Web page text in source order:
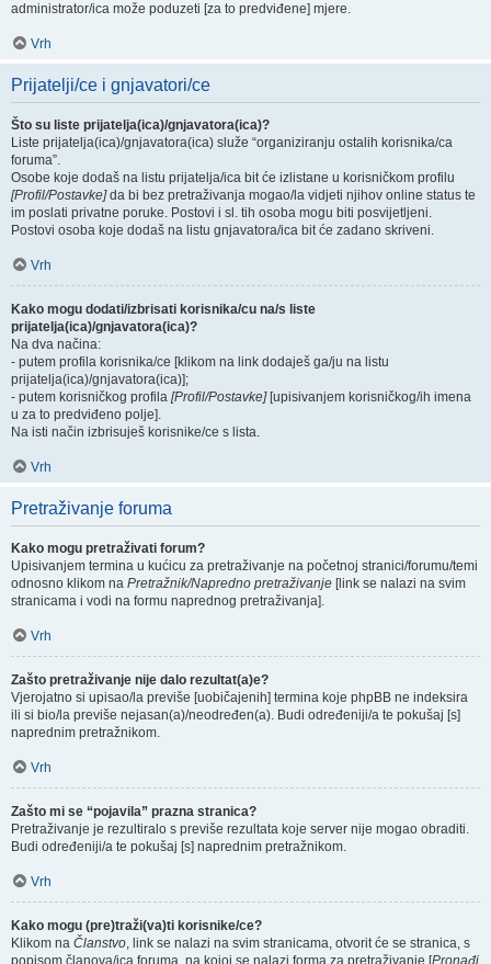
administrator/ica može poduzeti [za to predviđene] mjere.
Vrh
Prijatelji/ce i gnjavatori/ce
Što su liste prijatelja(ica)/gnjavatora(ica)?
Liste prijatelja(ica)/gnjavatora(ica) služe “organiziranju ostalih korisnika/ca
foruma”.
Osobe koje dodaš na listu prijatelja/ica bit će izlistane u korisničkom profilu
[Profil/Postavke]da bi bez pretraživanja mogao/la vidjeti njihov online status te
im poslati privatne poruke. Postovi i sl. tih osoba mogu biti posvijetljeni.
Postovi osoba koje dodaš na listu gnjavatora/ica bit će zadano skriveni.
Vrh
Kako mogu dodati/izbrisati korisnika/cu na/s liste
prijatelja(ica)/gnjavatora(ica)?
Na dva načina:
- putem profila korisnika/ce [klikom na link dodaješ ga/ju na listu
prijatelja(ica)/gnjavatora(ica)];
- putem korisničkog profila [Profil/Postavke][upisivanjem korisničkog/ih imena
u za to predviđeno polje].
Na isti način izbrisuješ korisnike/ce s lista.
Vrh
Pretraživanje foruma
Kako mogu pretraživati forum?
Upisivanjem termina u kućicu za pretraživanje na početnoj stranici/forumu/temi
odnosno klikom na Pretražnik/Napredno pretraživanje [link se nalazi na svim
stranicama i vodi na formu naprednog pretraživanja].
Vrh
Zašto pretraživanje nije dalo rezultat(a)e?
Vjerojatno si upisao/la previše [uobičajenih] termina koje phpBB ne indeksira
ili si bio/la previše nejasan(a)/neodređen(a). Budi određeniji/a te pokušaj [s]
naprednim pretražnikom.
Vrh
Zašto mi se “pojavila” prazna stranica?
Pretraživanje je rezultiralo s previše rezultata koje server nije mogao obraditi.
Budi određeniji/a te pokušaj [s] naprednim pretražnikom.
Vrh
Kako mogu (pre)traži(va)ti korisnike/ce?
Klikom na Članstvo, link se nalazi na svim stranicama, otvorit će se stranica, s
popisom članova/ica foruma, na kojoj se nalazi forma za pretraživanje [Pronađi